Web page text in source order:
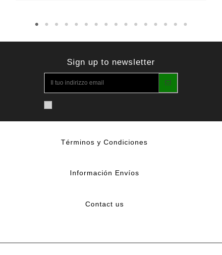
Sign up to newsletter
Términos y Condiciones
Información Envíos
Contact us